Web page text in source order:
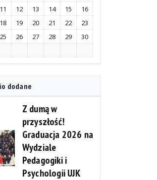
11 12 13 14 15
16
18 19 20 21 22
23
25 26 27 28 29
30
dodane
Z dumą w
przyszłość!
Graduacja 2026 na
Wydziale
Pedagogiki i
Psychologii UJK